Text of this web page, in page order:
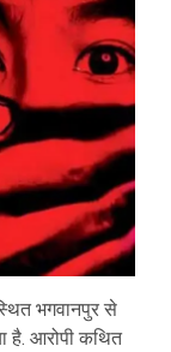
भगवानपुर से
है. आरोपी कथित